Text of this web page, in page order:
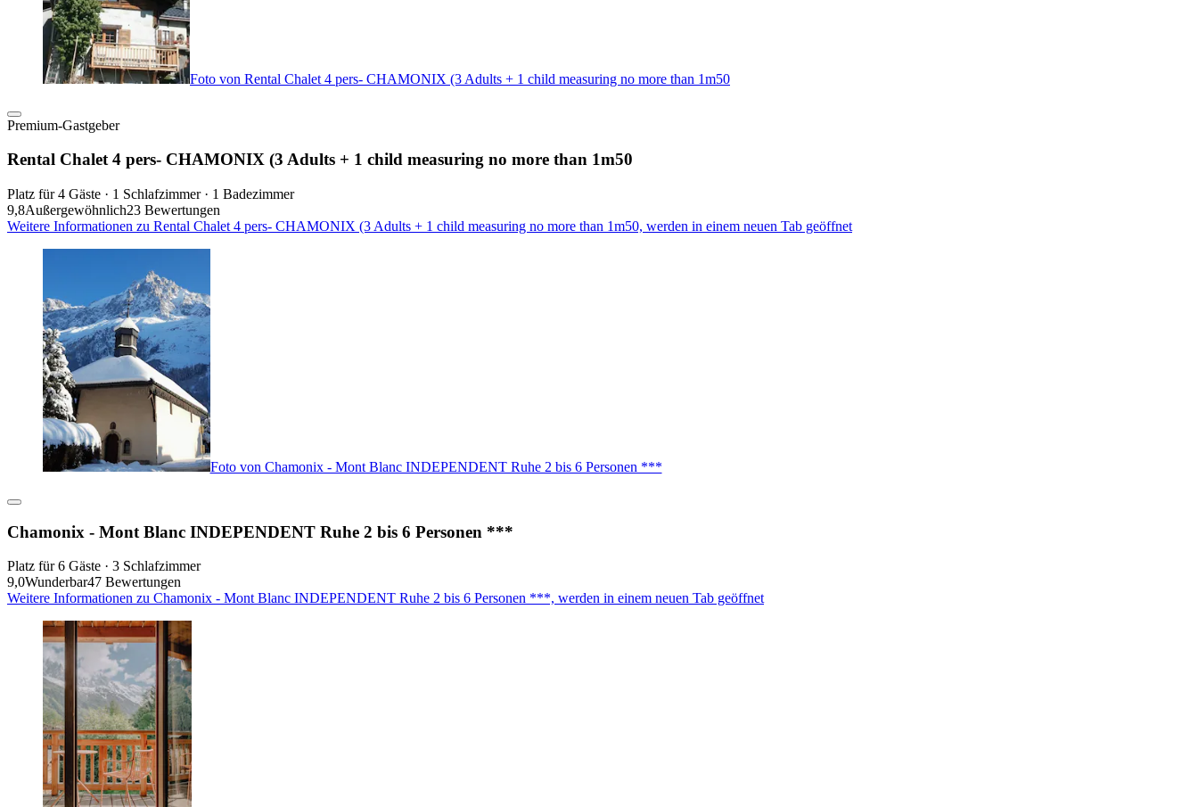
Foto von Rental Chalet 4 pers- CHAMONIX (3 Adults + 1 child measuring no more than 1m50
Premium-Gastgeber
Rental Chalet 4 pers- CHAMONIX (3 Adults + 1 child measuring no more than 1m50
Platz für 4 Gäste · 1 Schlafzimmer · 1 Badezimmer
9,8Außergewöhnlich23 Bewertungen
Weitere Informationen zu Rental Chalet 4 pers- CHAMONIX (3 Adults + 1 child measuring no more than 1m50, werden in einem neuen Tab geöffnet
Foto von Chamonix - Mont Blanc INDEPENDENT Ruhe 2 bis 6 Personen ***
Chamonix - Mont Blanc INDEPENDENT Ruhe 2 bis 6 Personen ***
Platz für 6 Gäste · 3 Schlafzimmer
9,0Wunderbar47 Bewertungen
Weitere Informationen zu Chamonix - Mont Blanc INDEPENDENT Ruhe 2 bis 6 Personen ***, werden in einem neuen Tab geöffnet